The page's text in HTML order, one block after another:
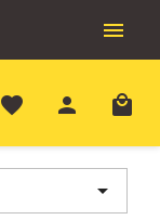

favorite person local_mall
